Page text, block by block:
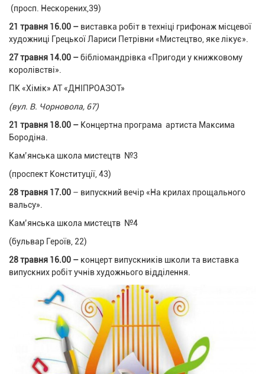
(просп. Нескорених,39)
21 травня 16.00 – виставка робіт в техніці грифонаж місцевої
художниці Грецької Лариси Петрівни «Мистецтво, яке лікує».
27 травня 14.00 –бібліомандрівка «Пригоди у книжковому
королівстві».
ПК «Хімік» АТ «ДНІПРОАЗОТ»
(вул. В. Чорновола, 67)
21 травня 18.00 – Концертна програма артиста Максима
Бородіна.
Кам’янська школа мистецтв №3
(проспект Конституції, 43)
28 травня 17.00 – випускний вечір «На крилах прощального
вальсу».
Кам’янська школа мистецтв №4
(бульвар Героїв, 22)
28 травня 16.00 – концерт випускників школи та виставка
випускних робіт учнів художнього відділення.